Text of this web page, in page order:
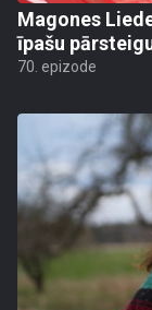
Magones
īpašu
70. epizode